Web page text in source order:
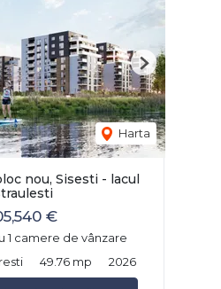
Harta
Next
nou, Sisesti - lacul
€
1 camere de vânzare
49.76 mp 2026